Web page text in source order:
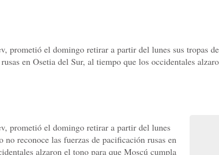
prometió el domingo retirar a partir del lunes sus tropas
en Osetia del Sur, al tiempo que los occidentales
prometió el domingo retirar a partir del lunes
no reconoce las fuerzas de pacificación rusas en
alzaron el tono para que Moscú cumpla